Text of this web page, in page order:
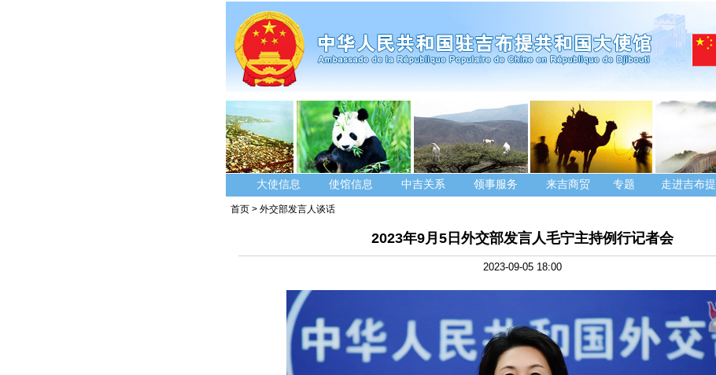
大使信息 使馆信息 中吉关系 领事服务 来吉商贸 专题 走进吉布提
首页 > 外交部发言人谈话
2023年9月5日外交部发言人毛宁主持例行记者会
2023-09-05 18:00